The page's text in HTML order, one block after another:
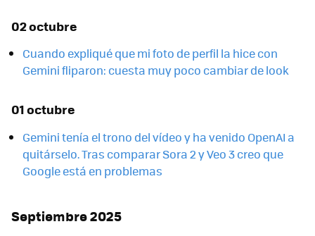
02 octubre
Cuando expliqué que mi foto de perfil la hice con
Gemini fliparon: cuesta muy poco cambiar de look
01 octubre
Gemini tenía el trono del vídeo y ha venido OpenAI a
quitárselo. Tras comparar Sora 2 y Veo 3 creo que
Google está en problemas
Septiembre 2025